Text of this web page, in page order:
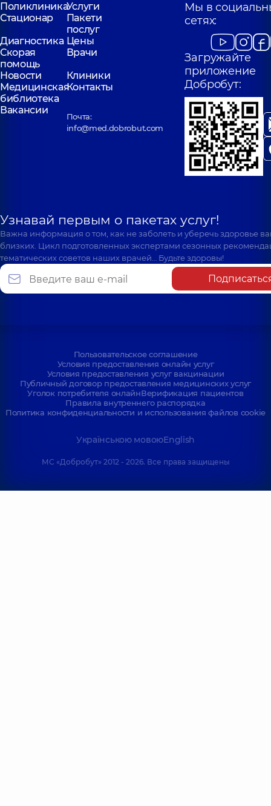
ПоликлиникаУслуги
Стационар
Пакети
послуг
Диагностика Цены
Скорая
помощь
Врачи
Новости
Клиники
Медицинская
библиотека
Контакты
Вакансии
Почта:
info@med.dobrobut.com
Мы в
сетях:
Загружайте
приложение
Добробут:
Узнавай первым о пакетах услуг!
Важна информация о том, как не заболеть и уберечь здоровье
близких. Цикл подготовленных экспертами сезонных
тематических советов наших врачей… Будьте здоровы!
Пользовательское соглашение
Условия предоставления онлайн услуг
Условия предоставления услуг вакцинации
Публичный договор предоставления медицинских услуг
Уголок потребителя онлайнВерификация пациентов
Правила внутреннего распорядка
Политика конфиденциальности и использования файлов cookie
Українською мовоюEnglish
МС «Добробут» 2012 - 2026. Все права защищены